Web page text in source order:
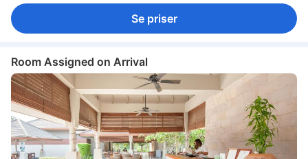
Se priser
Room Assigned on Arrival